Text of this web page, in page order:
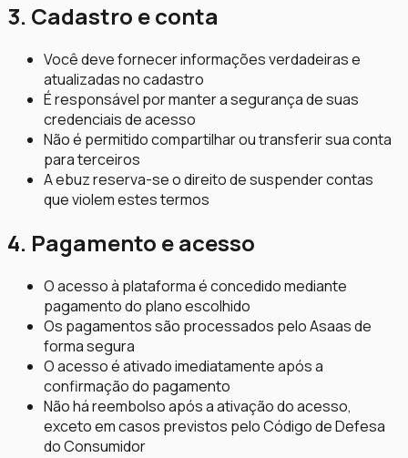
3. Cadastro e conta
Você deve fornecer informações verdadeiras e
atualizadas no cadastro
É responsável por manter a segurança de suas
credenciais de acesso
Não é permitido compartilhar ou transferir sua conta
para terceiros
A ebuz reserva-se o direito de suspender contas
que violem estes termos
4. Pagamento e acesso
O acesso à plataforma é concedido mediante
pagamento do plano escolhido
Os pagamentos são processados pelo Asaas de
forma segura
O acesso é ativado imediatamente após a
confirmação do pagamento
Não há reembolso após a ativação do acesso,
exceto em casos previstos pelo Código de Defesa
do Consumidor